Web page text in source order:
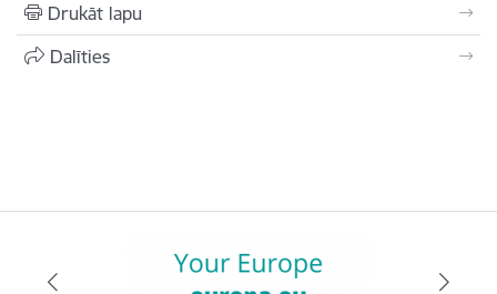
Drukāt lapu
Dalīties